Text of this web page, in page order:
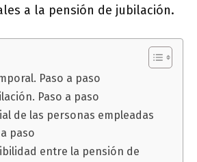
a la pensión de jubilación.
Paso a paso
Paso a paso
de las personas empleadas
paso
entre la pensión de